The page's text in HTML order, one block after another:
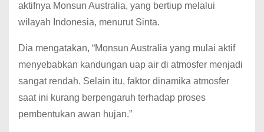
aktifnya Monsun Australia, yang bertiup melalui
wilayah Indonesia, menurut Sinta.
Dia mengatakan, “Monsun Australia yang mulai aktif
menyebabkan kandungan uap air di atmosfer menjadi
sangat rendah. Selain itu, faktor dinamika atmosfer
saat ini kurang berpengaruh terhadap proses
pembentukan awan hujan.”